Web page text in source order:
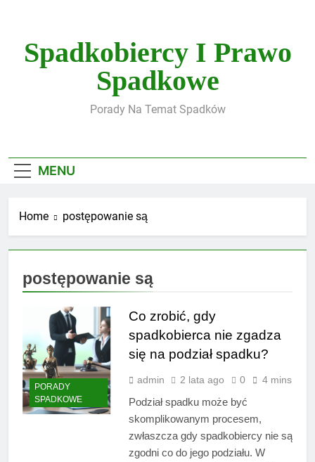
contentSpadkobiercy I Prawo
Spadkowe
Porady Na Temat Spadków
MENU
Home postępowanie są
postępowanie są
PORADY
SPADKOWE
Co zrobić, gdy
spadkobierca nie zgadza
się na podział spadku?
admin 2 lata ago 0 4 mins
Podział spadku może być
skomplikowanym procesem,
zwłaszcza gdy spadkobiercy nie są
zgodni co do jego podziału. W